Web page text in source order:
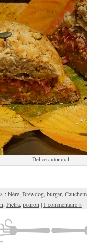
Délice automnal
:bière Brewdog burger
,Pietra,potiron| 1 commentaire »